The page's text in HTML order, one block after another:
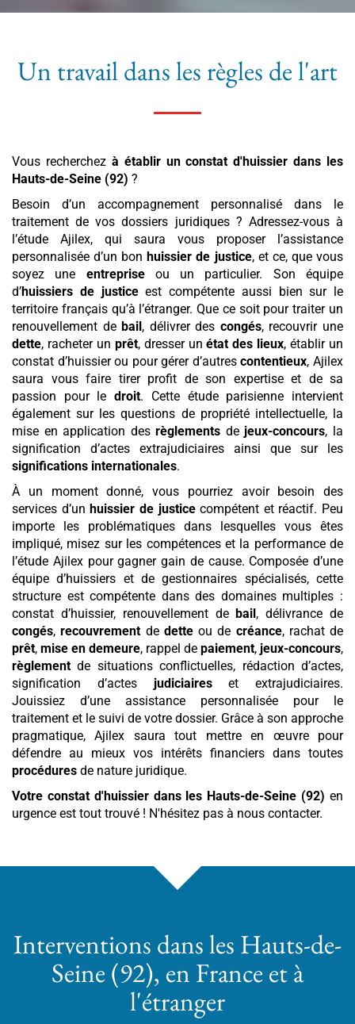
Un travail dans les règles de l'art
Vous recherchez à établir un constat d'huissier dans les
Hauts-de-Seine (92) ?
Besoin d’un accompagnement personnalisé dans le
traitement de vos dossiers juridiques ? Adressez-vous à
l’étude Ajilex, qui saura vous proposer l’assistance
personnalisée d’un bonhuissier de justice, et ce, que vous
soyez une entrepriseou un particulier. Son équipe
d’huissiers de justiceest compétente aussi bien sur le
territoire français qu’à l’étranger. Que ce soit pour traiter un
renouvellement debail, délivrer des congés, recouvrir une
dette, racheter un prêt, dresser unétat des lieux, établir un
constat d’huissier ou pour gérer d’autrescontentieux, Ajilex
saura vous faire tirer profit de son expertise et de sa
passion pour ledroit. Cette étude parisienne intervient
également sur les questions de propriété intellectuelle, la
mise en application desrèglements de jeux-concours, la
signification d’actes extrajudiciaires ainsi que sur les
significations internationales.
À un moment donné, vous pourriez avoir besoin des
services d’unhuissier de justicecompétent et réactif. Peu
importe les problématiques dans lesquelles vous êtes
impliqué, misez sur les compétences et la performance de
l’étude Ajilex pour gagner gain de cause. Composée d’une
équipe d’huissiers et de gestionnaires spécialisés, cette
structure est compétente dans des domaines multiples :
constat d’huissier, renouvellement debail, délivrance de
congés,recouvrement de detteou de créance, rachat de
prêt, mise en demeure, rappel de paiement, jeux-concours,
règlement de situations conflictuelles, rédaction d’actes,
signification d’actes judiciaireset extrajudiciaires.
Jouissiez d’une assistance personnalisée pour le
traitement et le suivi de votre dossier. Grâce à son approche
pragmatique, Ajilex saura tout mettre en œuvre pour
défendre au mieux vos intérêts financiers dans toutes
procédures de nature juridique.
Votre constat d'huissier dans les Hauts-de-Seine (92) en
urgence est tout trouvé ! N'hésitez pas à nous contacter.
Interventions dans les Hauts-de-
Seine (92), en France et à
l'étranger